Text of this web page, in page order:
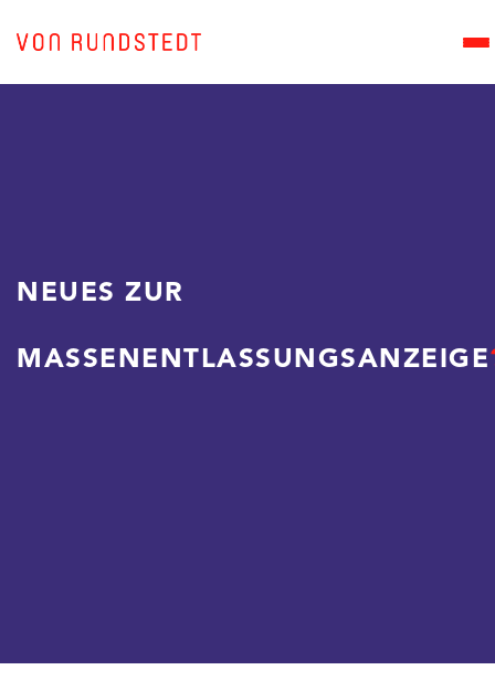
NEUES ZUR
MASSENENTLASSUNGSANZEIGE